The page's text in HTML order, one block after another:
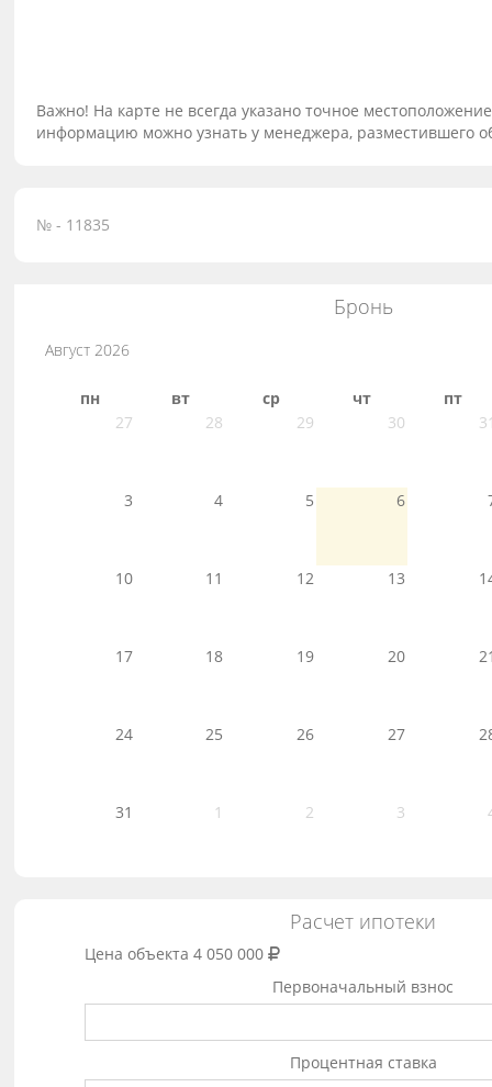
Важно! На карте не всегда указано точное
информацию можно узнать у менеджера, разместившего
№ - 11835
Бронь
Август 2026
пн вт ср чт
пт
27
28 29 30
3 4 5 6
10 11 12 13
17 18 19 20
24 25 26 27
31 1 2 3
Расчет ипотеки
Цена объекта 4 050 000
Первоначальный взнос
Процентная ставка